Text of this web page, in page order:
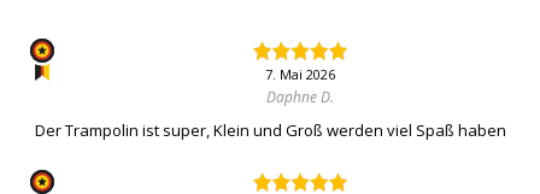
7. Mai 2026
Daphne D.
Der Trampolin ist super, Klein und Groß werden viel Spaß haben